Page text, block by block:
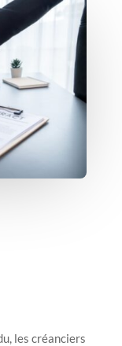
les créanciers